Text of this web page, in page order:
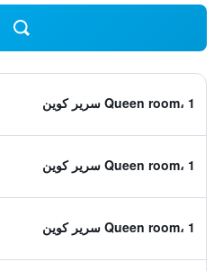
Queen room، 1 سرير كوين
Queen room، 1 سرير كوين
Queen room، 1 سرير كوين